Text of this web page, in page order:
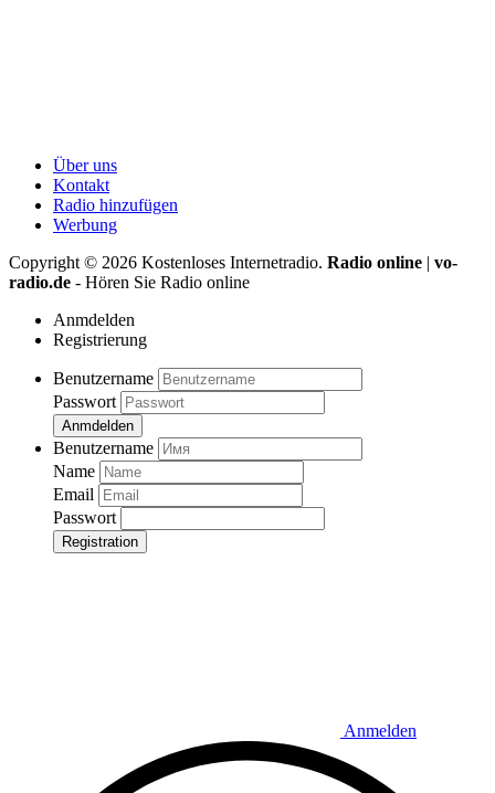
Über uns
Kontakt
Radio hinzufügen
Werbung
Copyright © 2026 Kostenloses Internetradio. Radio online | vo-
radio.de - Hören Sie Radio online
Anmdelden
Registrierung
Benutzername
Passwort
Anmdelden
Benutzername
Name
Email
Passwort
Registration
Anmelden